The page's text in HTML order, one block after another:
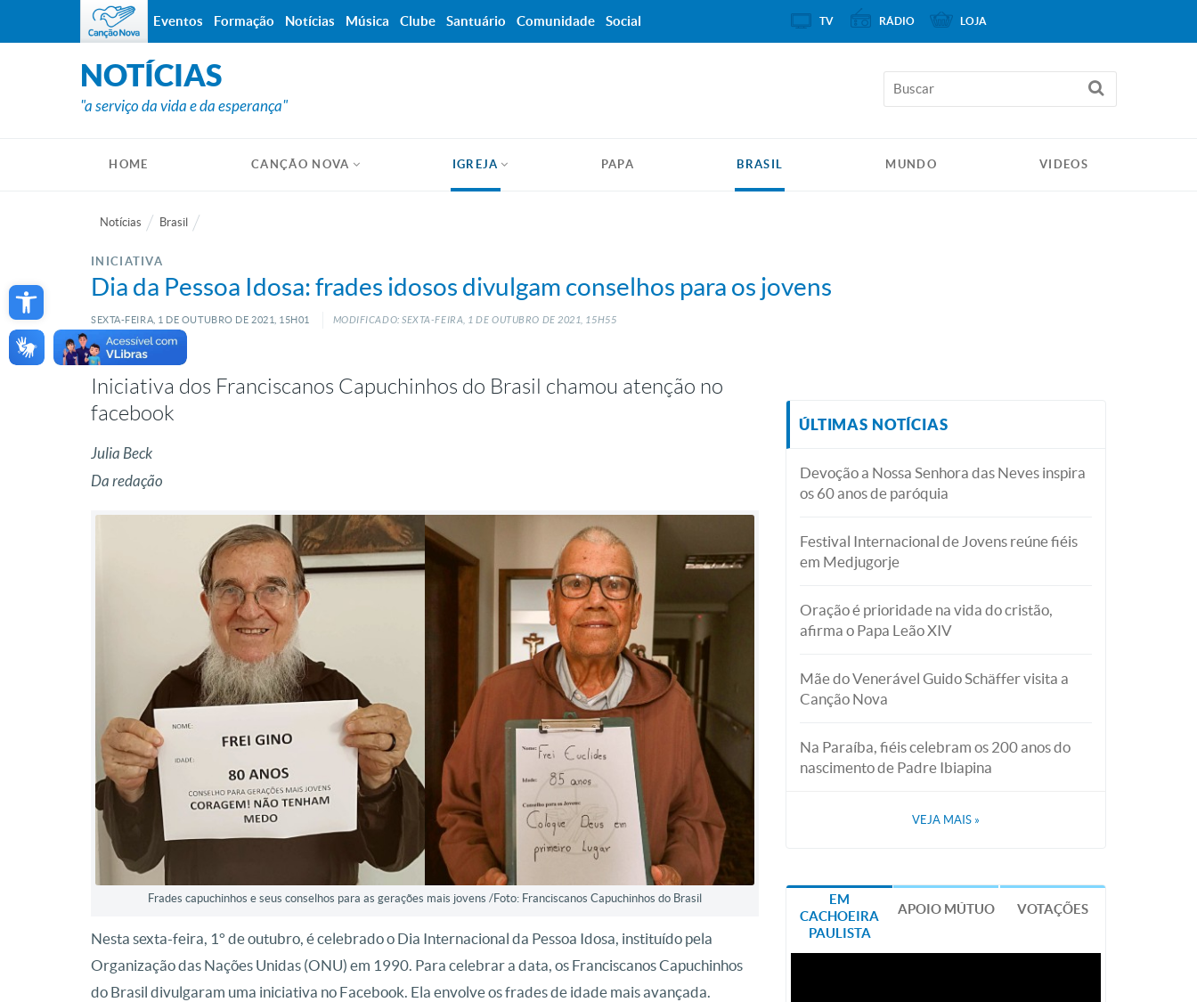
Open toolbar
NOTÍCIAS
"a serviço da vida e da esperança"
HOME CANÇÃO NOVA IGREJA PAPA BRASIL MUNDO VIDEOS
Notícias Brasil
INICIATIVA
Dia da Pessoa Idosa: frades idosos divulgam conselhos para os jovens
SEXTA-FEIRA, 1 DE OUTUBRO DE 2021, 15H01 MODIFICADO: SEXTA-FEIRA, 1 DEOUTUBRO DE2021, 15H55
Iniciativa dos Franciscanos Capuchinhos do Brasil chamou atenção no
facebook
Julia Beck
Da redação
Frades capuchinhos e seus conselhos para as gerações mais jovens /Foto: Franciscanos Capuchinhos do Brasil
Nesta sexta-feira, 1° de outubro, é celebrado o Dia Internacional da Pessoa Idosa, instituído pela
Organização das Nações Unidas (ONU) em 1990. Para celebrar a data, os Franciscanos Capuchinhos
do Brasil divulgaram uma iniciativa no Facebook. Ela envolve os frades de idade mais avançada.
ÚLTIMAS NOTÍCIAS
Devoção a Nossa Senhora das Neves inspira
os 60 anos de paróquia
Festival Internacional de Jovens reúne fiéis
em Medjugorje
Oração é prioridade na vida do cristão,
afirma o Papa Leão XIV
Mãe do Venerável Guido Schäffer visita a
Canção Nova
Na Paraíba, fiéis celebram os 200 anos do
nascimento de Padre Ibiapina
VEJA MAIS »
EM
CACHOEIRA
PAULISTA
APOIO MÚTUO VOTAÇÕES
Eventos Formação Notícias Música Clube Santuário Comunidade Social TV RÁDIO LOJA